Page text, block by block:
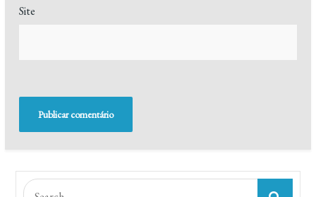
Site
Search